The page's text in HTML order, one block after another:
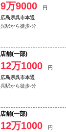
9万9000
円
広島県呉市本通
呉駅から徒歩-分
店舗(一部)
12万1000
円
広島県呉市本通
呉駅から徒歩-分
店舗(一部)
12万1000
円